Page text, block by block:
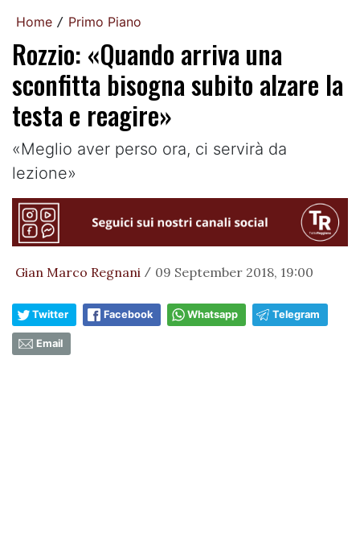
Home / Primo Piano
Rozzio: «Quando arriva una
sconfitta bisogna subito alzare la
testa e reagire»
«Meglio aver perso ora, ci servirà da
lezione»
Gian Marco Regnani / 09 September 2018, 19:00
Twitter Facebook Whatsapp Telegram
Email